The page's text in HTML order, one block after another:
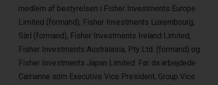
medlem af bestyrelsen i Fisher Investments Europe
Limited (formand), Fisher Investments Luxembourg,
Sàrl (formand), Fisher Investments Ireland Limited,
Fisher Investments Australasia, Pty Ltd. (formand) og
Fisher Investments Japan Limited. Før da arbejdede
Carrianne som Executive Vice President, Group Vice